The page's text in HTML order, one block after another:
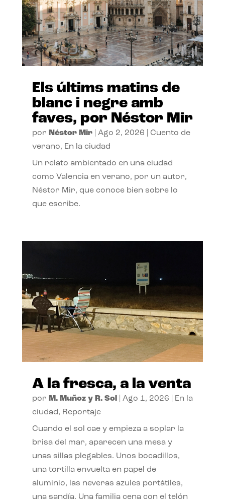
Els últims matins de
blanc i negre amb
faves, por Néstor Mir
por Néstor Mir| Ago 2, 2026
Cuento de
verano, En la ciudad
Un relato ambientado en una ciudad
como Valencia en verano, por un autor,
Néstor Mir, que conoce bien sobre lo
que escribe.
A la fresca, a la venta
por M. Muñoz y R. Sol| Ago 1, 2026
En la
ciudad, Reportaje
Cuando el sol cae y empieza a soplar la
brisa del mar, aparecen una mesa y
unas sillas plegables. Unos bocadillos,
una tortilla envuelta en papel de
aluminio, las neveras azules portátiles,
una sandía. Una familia cena con el telón